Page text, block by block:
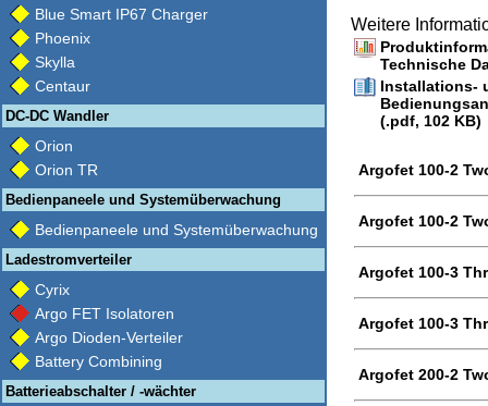
Blue Smart IP67 Charger
Phoenix
Skylla
Centaur
DC-DC Wandler
Orion
Orion TR
Bedienpaneele und Systemüberwachung
Bedienpaneele und Systemüberwachung
Ladestromverteiler
Cyrix
Argo FET Isolatoren
Argo Dioden-Verteiler
Battery Combining
Batterieabschalter / -wächter
Weitere
Technische
Installations-
(.pdf, 102 KB)
Argofet 100-2
Argofet 100-2
Argofet 100-3
Argofet 100-3
Argofet 200-2